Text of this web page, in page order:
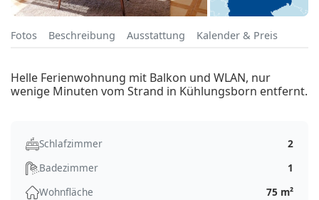
Fotos Beschreibung Ausstattung Kalender & Preis
Helle Ferienwohnung mit Balkon und WLAN, nur
wenige Minuten vom Strand in Kühlungsborn entfernt.
Schlafzimmer
2
Badezimmer
1
Wohnfläche
75 m²